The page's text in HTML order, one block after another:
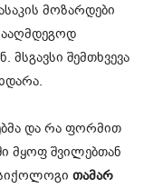
მოზარდები
მსგავსი შემთხვევა
და რა ფორმით
მყოფ შვილებთან
თამარ